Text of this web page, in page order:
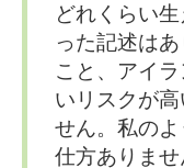
どれくらい
った記述はあ
こと、アイ
いリスクが
せん。私の
仕方ありませ